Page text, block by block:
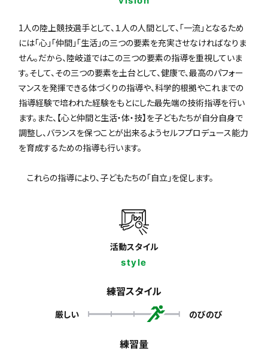
1人の陸上競技選手として、１人の人間として、「一流」となるため
には「心」「仲間」「生活」の三つの要素を充実させなければなりま
せん。だから、陸岐道ではこの三つの要素の指導を重視していま
す。そして、その三つの要素を土台として、健康で、最高のパフォー
マンスを発揮できる体づくりの指導や、科学的根拠やこれまでの
指導経験で培われた経験をもとにした最先端の技術指導を行い
ます。また、【心と仲間と生活・体・技】を子どもたちが自分自身で
調整し、バランスを保つことが出来るようセルフプロデュース能力
を育成するための指導も行います。
これらの指導により、子どもたちの「自立」を促します。
活動スタイル
style
練習スタイル
厳しい のびのび
練習量